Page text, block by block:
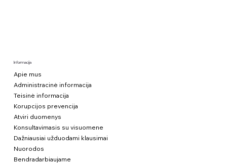
Informacija
Apie mus
Administracinė informacija
Teisinė informacija
Korupcijos prevencija
Atviri duomenys
Konsultavimasis su visuomene
Dažniausiai užduodami klausimai
Nuorodos
Bendradarbiaujame